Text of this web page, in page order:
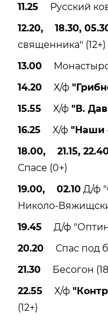
11.25 Русский
12.20, 18.30,
священника" (12+)
13.00
14.20 Х/ф
15.55 Х/ф "В.
16.25 Х/ф "Наши
18.00, 21.15,
Спасе (0+)
19.00, 02.10 Д/ф
Николо-
19.45 Д/ф
20.20 Спас под
21.30 Бесогон
22.55 Х/ф
(12+)